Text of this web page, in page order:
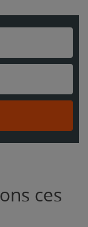
ces